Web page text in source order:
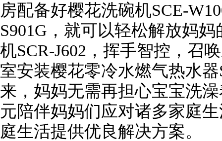
房配备好樱花洗碗机SCE-
S901G，就可以轻松解放妈
机SCR-J602，挥手智控，召
室安装樱花零冷水燃气热水
来，妈妈无需再担心宝宝洗
元陪伴妈妈们应对诸多家庭
庭生活提供优良解决方案。